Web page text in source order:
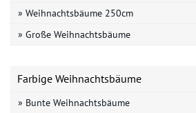
» Weihnachtsbäume 250cm
» Große Weihnachtsbäume
Farbige Weihnachtsbäume
» Bunte Weihnachtsbäume